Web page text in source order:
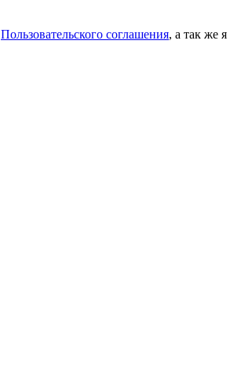
Пользовательского соглашения, а так же я